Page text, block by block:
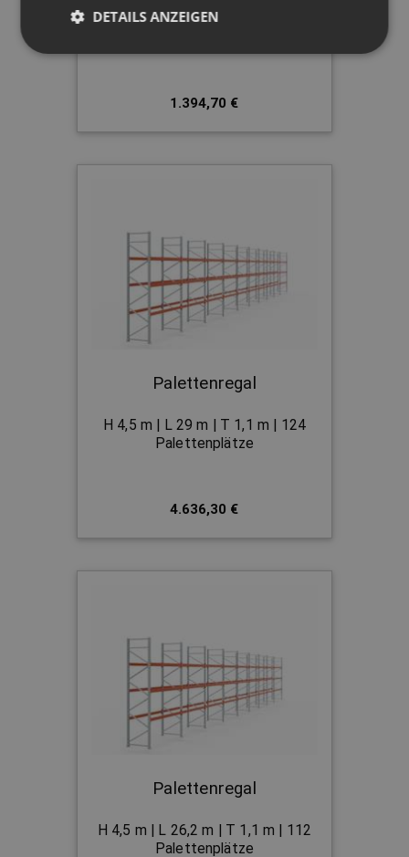
H 4,5 m | L 6,6 m | T 1,1 m | 35
1.394,70 €
Palettenregal
H 4,5 m | L 29 m | T 1,1 m | 124
Palettenplätze
4.636,30 €
Palettenregal
H 4,5 m | L 26,2 m | T 1,1 m | 112
Palettenplätze
DETAILS ANZEIGEN